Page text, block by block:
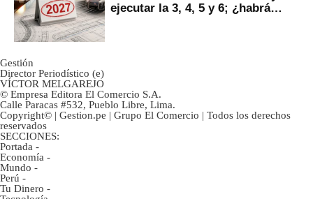
ejecutar la 3, 4, 5 y 6; ¿habrá
Gestión
Director Periodístico (e)
VÍCTOR MELGAREJO
© Empresa Editora El Comercio S.A.
Calle Paracas #532, Pueblo Libre, Lima.
Copyright© | Gestion.pe | Grupo El Comercio | Todos los derechos
reservados
SECCIONES:
Portada -
Economía -
Mundo -
Perú -
Tu Dinero -